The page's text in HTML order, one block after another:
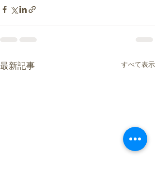
最新記事 すべて表示